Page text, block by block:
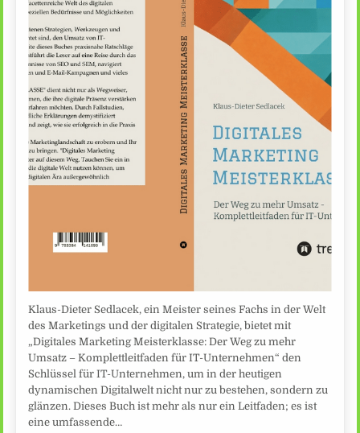
Klaus-Dieter Sedlacek, ein Meister seines Fachs in der Welt
des Marketings und der digitalen Strategie, bietet mit
„Digitales Marketing Meisterklasse: Der Weg zu mehr
Umsatz – Komplettleitfaden für IT-Unternehmen“ den
Schlüssel für IT-Unternehmen, um in der heutigen
dynamischen Digitalwelt nicht nur zu bestehen, sondern zu
glänzen. Dieses Buch ist mehr als nur ein Leitfaden; es ist
eine umfassende…